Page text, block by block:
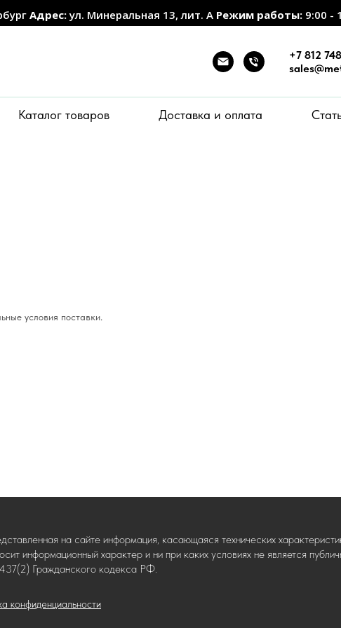
Адрес:ул. Минеральная 13, лит. А Режим работы: 9:00 -
+7 812
Каталог товаров Доставка и оплата
условия поставки.
конфиденциальности
на сайте информация, касающаяся технических
информационный характер и ни при каких условиях не является
Гражданского кодекса РФ.